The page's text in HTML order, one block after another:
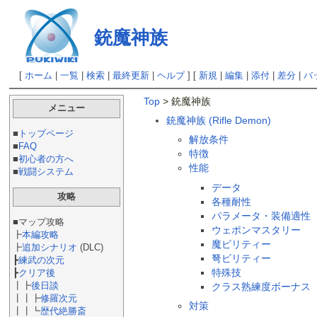
銃魔神族
[ ホーム 一覧 検索| 最終更新| ヘルプ] [ 新規| 編集| 添付| 差分| バ
メニュー
■ トップページ
■ FAQ
■初心者の方へ
■戦闘システム
攻略
■マップ攻略
┣本編攻略
┣追加シナリオ (DLC)
┣練武の次元
┣クリア後
┃┣後日談
┃┃┣修羅次元
┃┃┗歴代絶勝斎
Top > 銃魔神族
銃魔神族 (Rifle Demon)
解放条件
特徴
性能
データ
各種耐性
パラメータ・装備適性
ウェポンマスタリー
魔ビリティー
弩ビリティー
特殊技
クラス熟練度ボーナス
対策